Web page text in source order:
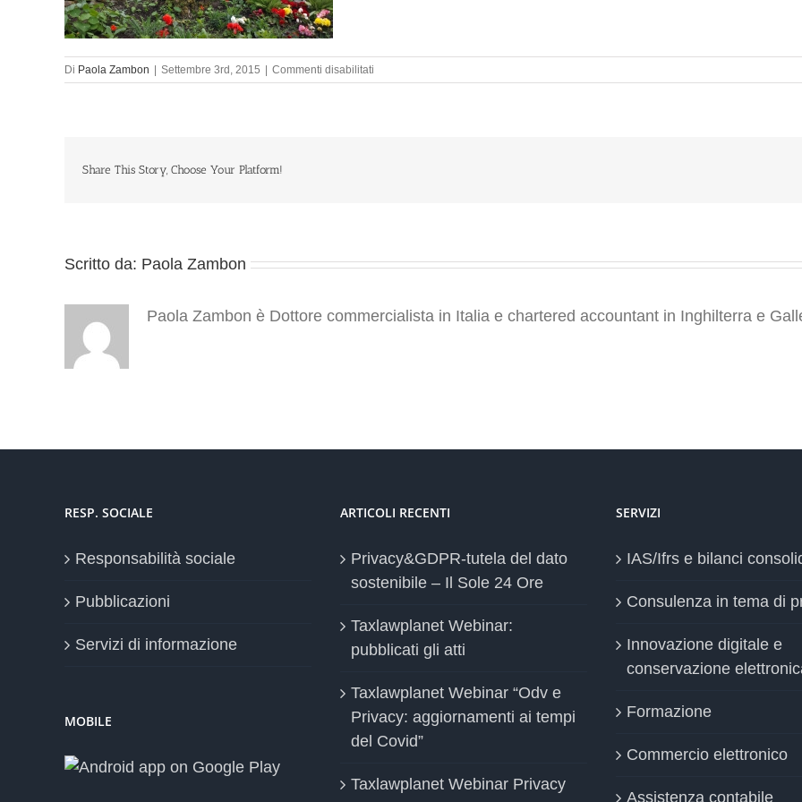
Di Paola Zambon Settembre 3rd, 2015 Commenti disabilitati
20150730_144404
Share This Story, Choose Your Platform!
Scritto da: Paola Zambon
Paola Zambon è Dottore commercialista in Italia e chartered accountant in Inghilterra e
RESP. SOCIALE
Responsabilità sociale
Pubblicazioni
Servizi di informazione
MOBILE
ARTICOLI RECENTI
Privacy&GDPR-tutela del dato
sostenibile – Il Sole 24 Ore
Taxlawplanet Webinar:
pubblicati gli atti
Taxlawplanet Webinar “Odv e
Privacy: aggiornamenti ai tempi
del Covid”
Taxlawplanet Webinar Privacy
SERVIZI
IAS/Ifrs e bilanci
Consulenza in tema di
Innovazione digitale e
conservazione
Formazione
Commercio elettronico
Assistenza contabile